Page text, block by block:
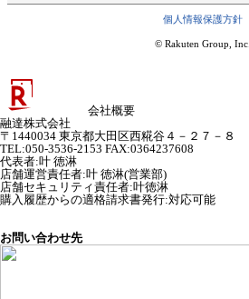
個人情報保護方針
© Rakuten Group, Inc.
会社概要
融達株式会社
〒1440034 東京都大田区西糀谷４－２７－８
TEL:050-3536-2153 FAX:0364237608
代表者:叶 徳淋
店舗運営責任者:叶 徳淋(営業部)
店舗セキュリティ責任者:叶徳淋
購入履歴からの適格請求書発行:対応可能
お問い合わせ先